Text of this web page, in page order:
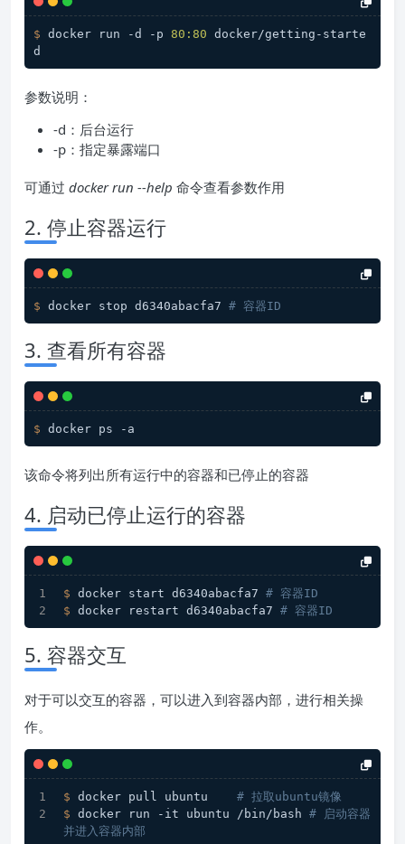
$ docker run -d -p 80 : 80 docker/getting-starte
d
参数说明：
-d：后台运行
-p：指定暴露端口
可通过 docker run --help 命令查看参数作用
2. 停止容器运行
$ docker stop d6340abacfa7 # 容器ID
3. 查看所有容器
$ docker ps -a
该命令将列出所有运行中的容器和已停止的容器
4. 启动已停止运行的容器
$ docker start d6340abacfa7 # 容器ID
$ docker restart d6340abacfa7 # 容器ID
5. 容器交互
对于可以交互的容器，可以进入到容器内部，进行相关操
作。
$ docker pull ubuntu # 拉取ubuntu镜像
$ docker run -it ubuntu /bin/bash # 启动容器
并进入容器内部